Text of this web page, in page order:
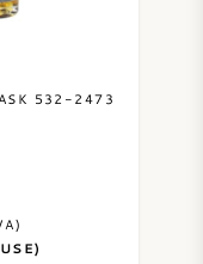
532-2473